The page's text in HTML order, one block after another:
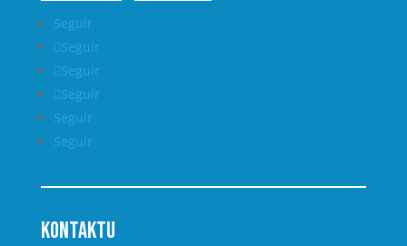
Seguir
Seguir
Seguir
Seguir
Seguir
Seguir
Kontaktu